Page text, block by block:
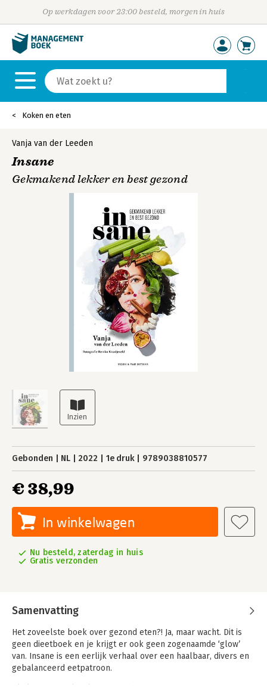
Op werkdagen voor 23:00 besteld, morgen in huis
Koken en eten
Vanja van der Leeden
Insane
Gekmakend lekker en best gezond
Gebonden NL 2022 1e druk 9789038810577
€ 38,99
In winkelwagen
Nu besteld, zaterdag in huis
Gratis verzonden
Samenvatting
Het zoveelste boek over gezond eten?! Ja, maar wacht. Dit is
geen dieetboek en je krijgt er ook geen zogenaamde ‘glow’
van. Insane is een eerlijk verhaal over een haalbaar, divers en
gebalanceerd eetpatroon.